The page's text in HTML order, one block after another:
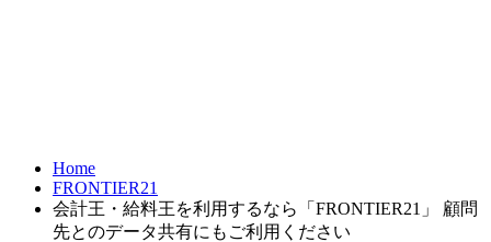
Home
FRONTIER21
会計王・給料王を利用するなら「FRONTIER21」 顧問
先とのデータ共有にもご利用ください